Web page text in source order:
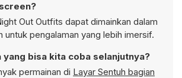
Out Outfits dapat dimainkan dalam
pengalaman yang lebih imersif.
yang bisa kita coba selanjutnya?
permainan di Layar Sentuh bagian